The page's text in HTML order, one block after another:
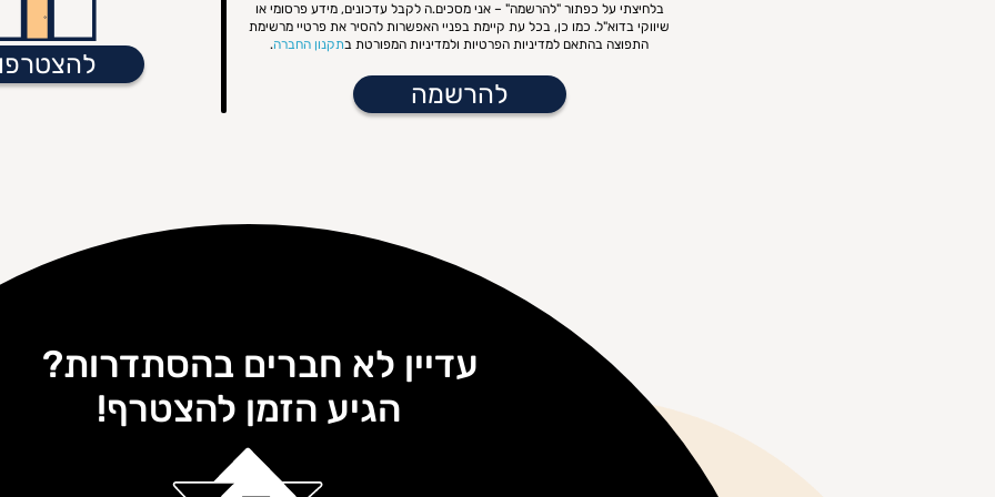
בלחיצתי על כפתור "להרשמה" – אני מסכים.ה לקבל עדכונים, מידע פרסומי או
שיווקי בדוא"ל. כמו כן, בכל עת קיימת בפניי האפשרות להסיר את פרטיי מרשימת
התפוצה בהתאם למדיניות הפרטיות ולמדיניות המפורטת בתקנון החברה.
עדיין לא חברים בהסתדרות?
הגיע הזמן להצטרף!